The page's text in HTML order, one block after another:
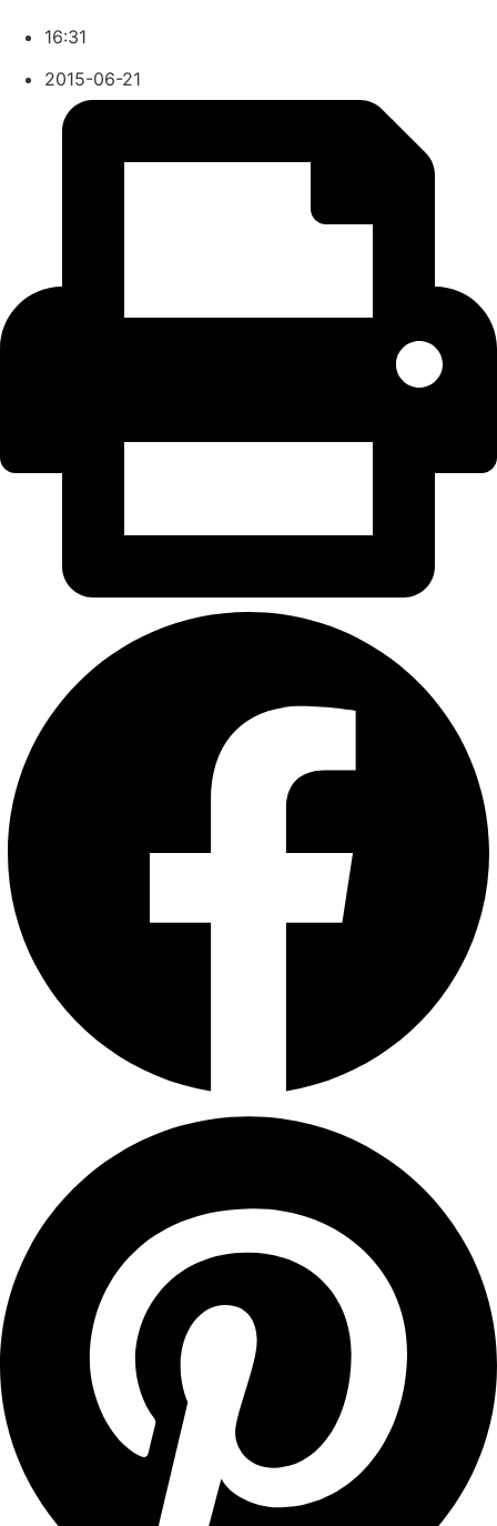
16:31
2015-06-21